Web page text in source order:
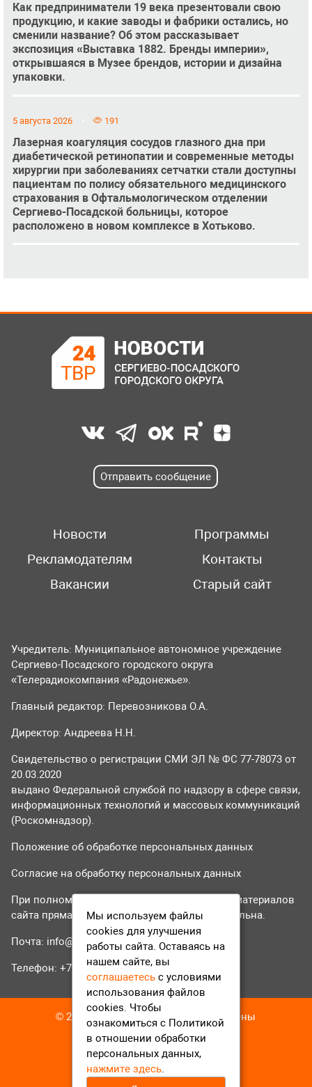
Как предприниматели 19 века презентовали свою
продукцию, и какие заводы и фабрики остались, но
сменили название? Об этом рассказывает
экспозиция «Выставка 1882. Бренды империи»,
открывшаяся в Музее брендов, истории и дизайна
упаковки.
5 августа 2026 191
Лазерная коагуляция сосудов глазного дна при
диабетической ретинопатии и современные методы
хирургии при заболеваниях сетчатки стали доступны
пациентам по полису обязательного медицинского
страхования в Офтальмологическом отделении
Сергиево-Посадской больницы, которое
расположено в новом комплексе в Хотьково.
Отправить сообщение
Новости
Программы
Рекламодателям
Контакты
Вакансии
Старый сайт
Учредитель: Муниципальное автономное учреждение
Сергиево-Посадского городского округа
«Телерадиокомпания «Радонежье».
Главный редактор: Перевозникова О.А.
Директор: Андреева Н.Н.
Свидетельство о регистрации СМИ ЭЛ № ФС 77-78073 от
20.03.2020
выдано Федеральной службой по надзору в сфере связи,
информационных технологий и массовых коммуникаций
(Роскомнадзор).
Положение об обработке персональных данных
Согласие на обработку персональных данных
При полном или частичном использовании материалов
сайта прямая гиперссылка на tvr24.tv обязательна.
Почта: info@tvr24.tv
Телефон: +7 (496) 551-04-95
© 2016-2023 ТВР24 Все права защищены
Мы используем файлы
cookies для улучшения
работы сайта. Оставаясь на
нашем сайте, вы
соглашаетесь с условиями
использования файлов
cookies. Чтобы
ознакомиться с Политикой
в отношении обработки
персональных данных,
нажмите здесь.